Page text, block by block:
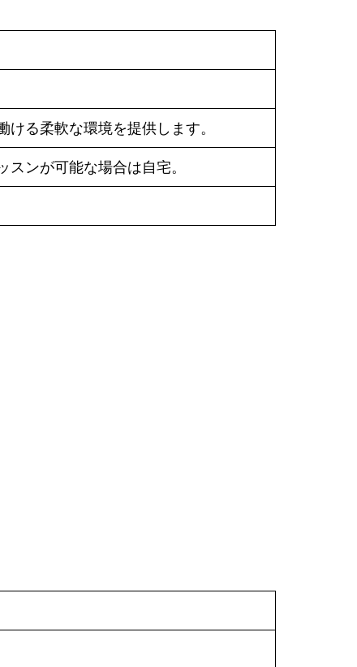
る柔軟な環境を提供します。
ンが可能な場合は自宅。